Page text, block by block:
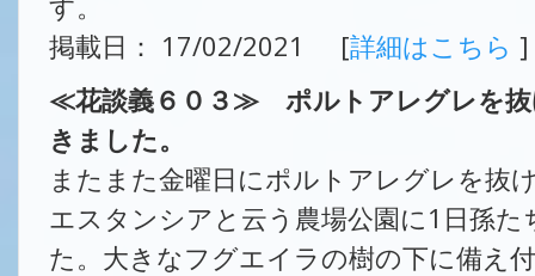
掲載日： 17/02/2021 [詳細はこちら ]
≪花談義６０３≫ ポルトアレグレを
きました。
またまた金曜日にポルトアレグレを
エスタンシアと云う農場公園に1日孫
た。大きなフグエイラの樹の下に備え